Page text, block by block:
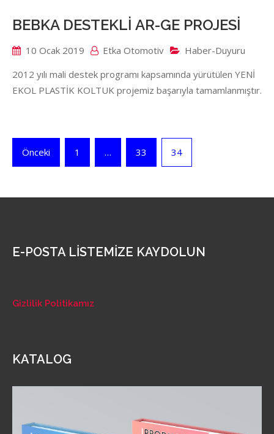
BEBKA DESTEKLİ AR-GE PROJESİ
10 Ocak 2019 Etka Otomotiv
Haber-Duyuru
2012 yılı mali destek programı kapsamında yürütülen YENİ
EKOL PLASTİK KOLTUK projemiz başarıyla tamamlanmıştır.
Yazı
sayfalandırması
Önceki 1 … 33 34
E-POSTA LİSTEMİZE KAYDOLUN
Gizlilik Politikamız
KATALOG